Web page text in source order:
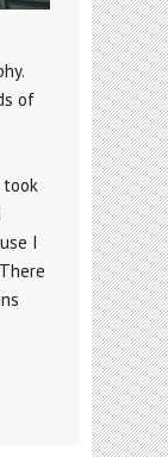
of
took
I